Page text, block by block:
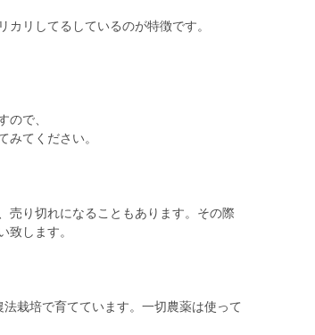
リしてるしているのが特徴です。
ので、
みてください。
売り切れになることもあります。その際
致します。
栽培で育てています。一切農薬は使って